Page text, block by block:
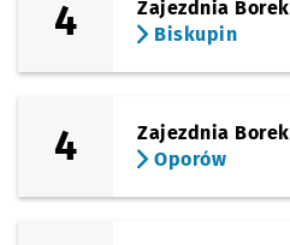
(Kamienna)
Zajezdnia Gaj
4
Zajezdnia Borek
Biskupin
4
Zajezdnia Borek
Oporów